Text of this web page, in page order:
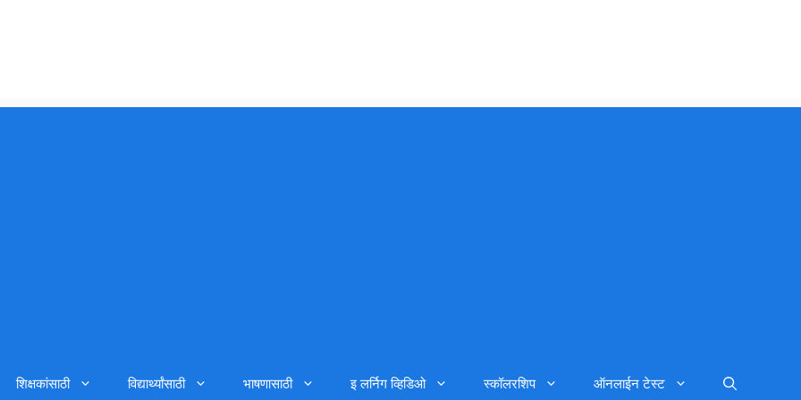
शिक्षकांसाठी विद्यार्थ्यांसाठी भाषणासाठी इ लर्निग व्हिडिओ स्कॉलरशिप ऑनलाईन टेस्ट